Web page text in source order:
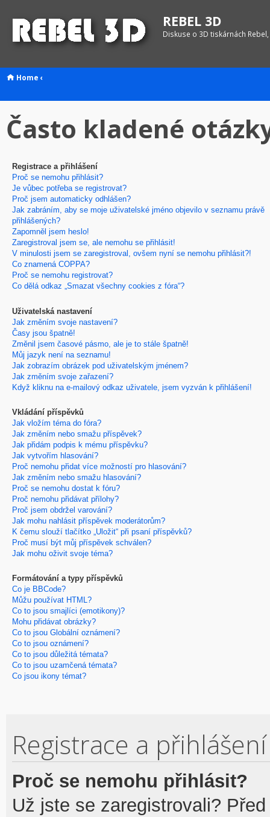
REBEL 3D
Diskuse o 3D tiskárnách
Home ‹
Často kladené
Registrace a přihlášení
Proč se nemohu přihlásit?
Je vůbec potřeba se registrovat?
Proč jsem automaticky odhlášen?
Jak zabráním, aby se moje uživatelské jméno objevilo v seznamu právě
přihlášených?
Zapomněl jsem heslo!
Zaregistroval jsem se, ale nemohu se přihlásit!
V minulosti jsem se zaregistroval, ovšem nyní se nemohu přihlásit?!
Co znamená COPPA?
Proč se nemohu registrovat?
Co dělá odkaz „Smazat všechny cookies z fóra“?
Uživatelská nastavení
Jak změním svoje nastavení?
Časy jsou špatně!
Změnil jsem časové pásmo, ale je to stále špatně!
Můj jazyk není na seznamu!
Jak zobrazím obrázek pod uživatelským jménem?
Jak změním svoje zařazení?
Když kliknu na e-mailový odkaz uživatele, jsem vyzván k přihlášení!
Vkládání příspěvků
Jak vložím téma do fóra?
Jak změním nebo smažu příspěvek?
Jak přidám podpis k mému příspěvku?
Jak vytvořím hlasování?
Proč nemohu přidat více možností pro hlasování?
Jak změním nebo smažu hlasování?
Proč se nemohu dostat k fóru?
Proč nemohu přidávat přílohy?
Proč jsem obdržel varování?
Jak mohu nahlásit příspěvek moderátorům?
K čemu slouží tlačítko „Uložit“ při psaní příspěvků?
Proč musí být můj příspěvek schválen?
Jak mohu oživit svoje téma?
Formátování a typy příspěvků
Co je BBCode?
Můžu používat HTML?
Co to jsou smajlíci (emotikony)?
Mohu přidávat obrázky?
Co to jsou Globální oznámení?
Co to jsou oznámení?
Co to jsou důležitá témata?
Co to jsou uzamčená témata?
Co jsou ikony témat?
Registrace a přihlášení
Proč se nemohu přihlásit?
Už jste se zaregistrovali?